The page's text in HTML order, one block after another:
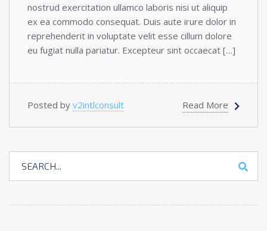
nostrud exercitation ullamco laboris nisi ut aliquip
ex ea commodo consequat. Duis aute irure dolor in
reprehenderit in voluptate velit esse cillum dolore
eu fugiat nulla pariatur. Excepteur sint occaecat […]
Posted by v2intlconsult Read More